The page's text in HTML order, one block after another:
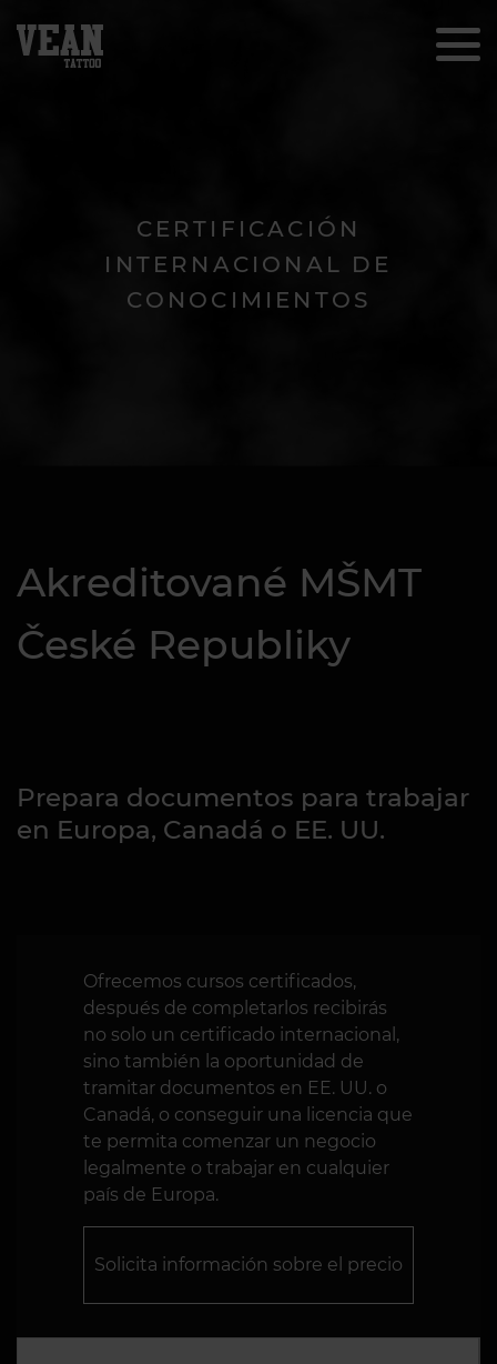
CERTIFICACIÓN
INTERNACIONAL DE
CONOCIMIENTOS
Akreditované MŠMT
České Republiky
Prepara documentos para trabajar
en Europa, Canadá o EE. UU.
Ofrecemos cursos certificados,
después de completarlos recibirás
no solo un certificado internacional,
sino también la oportunidad de
tramitar documentos en EE. UU. o
Canadá, o conseguir una licencia que
te permita comenzar un negocio
legalmente o trabajar en cualquier
país de Europa.
Solicita información sobre el precio